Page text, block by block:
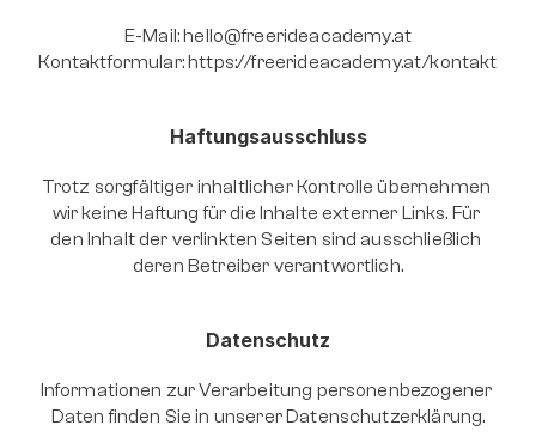
E-Mail: hello@freerideacademy.at
Kontaktformular: https://freerideacademy.at/kontakt
Haftungsausschluss
Trotz sorgfältiger inhaltlicher Kontrolle übernehmen
wir keine Haftung für die Inhalte externer Links. Für
den Inhalt der verlinkten Seiten sind ausschließlich
deren Betreiber verantwortlich.
Datenschutz
Informationen zur Verarbeitung personenbezogener
Daten finden Sie in unserer Datenschutzerklärung.